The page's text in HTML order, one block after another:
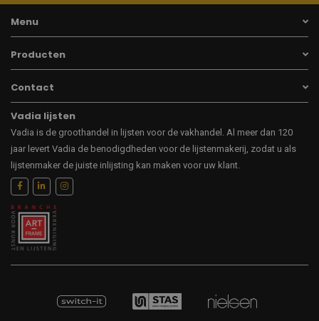
Menu
Producten
Contact
Vadia lijsten
Vadia is de groothandel in lijsten voor de vakhandel. Al meer dan 120
jaar levert Vadia de benodigdheden voor de lijstenmakerij, zodat u als
lijstenmaker de juiste inlijsting kan maken voor uw klant.